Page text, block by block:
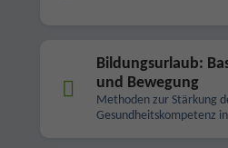
Bildungsurlaub:
und Bewegung
Methoden zur Stärkung
Gesundheitskompetenz